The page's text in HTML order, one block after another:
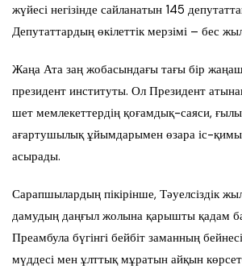
жүйесі негізінде сайланатын 145
Депутаттардың өкілеттік мерзімі – бес
Жаңа Ата заң жобасындағы тағы бір
президент институты. Ол Президент
шет мемлекеттердің қоғамдық-саяси,
ағартушылық ұйымдарымен өзара іс-
асырады.
Сарапшылардың пікірінше, Тәуелсіздік
дамудың даңғыл жолына қарышты қадам
Преамбула бүгінгі бейбіт заманның
мүддесі мен ұлттық мұратын айқын